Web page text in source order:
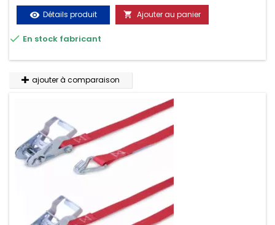
visibility Détails produit  Ajouter au panier
 En stock fabricant
ajouter à comparaison